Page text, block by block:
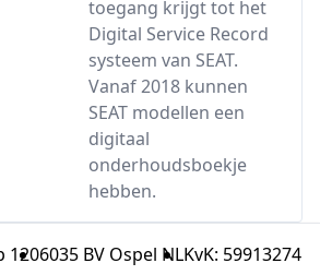
toegang krijgt tot het
Digital Service Record
systeem van SEAT.
Vanaf 2018 kunnen
SEAT modellen een
digitaal
onderhoudsboekje
hebben.
1206035 BV Ospel NLKvK: 59913274